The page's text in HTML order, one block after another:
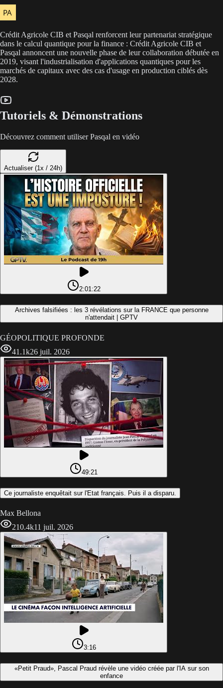
Crédit Agricole CIB et Pasqal renforcent leur partenariat stratégique
dans le calcul quantique pour la finance : Crédit Agricole CIB et
Pasqal annoncent une nouvelle phase de leur collaboration débutée en
2019, visant l'industrialisation d'applications quantiques pour les
marchés de capitaux avec des cas d'usage en production ciblés dès
2028.
Tutoriels & Démonstrations
Découvrez comment utiliser Pasqal en vidéo
Actualiser (1x / 24h)
2:01:22
Archives falsifiées : les 3 révélations sur la FRANCE que personne
n'attendait | GPTV
GÉOPOLITIQUE PROFONDE
41.1k26 juil. 2026
49:21
Ce journaliste enquêtait sur l'Etat français. Puis il a disparu.
Max Bellona
210.4k11 juil. 2026
3:16
«Petit Praud», Pascal Praud révèle une vidéo créée par l'IA sur son
enfance